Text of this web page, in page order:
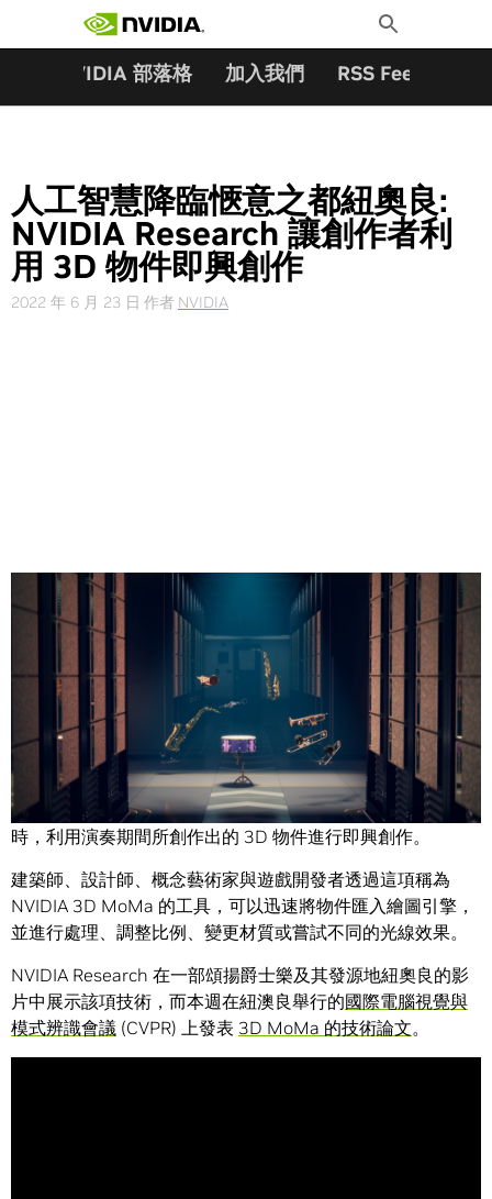
Toggle
Search
NVIDIA 部落格 加入我們 RSS Feeds
人工智慧降臨愜意之都紐奧良:
NVIDIA Research 讓創作者利
用 3D 物件即興創作
2022 年 6 月 23 日 作者 NVIDIA
Share
即興創作是爵士樂的特點，而 NVIDIA 透過人工智慧 (AI) 研究
成果向爵士樂致敬，繪圖創作者有朝一日將能夠在即興演奏
時，利用演奏期間所創作出的 3D 物件進行即興創作。
建築師、設計師、概念藝術家與遊戲開發者透過這項稱為
NVIDIA 3D MoMa 的工具，可以迅速將物件匯入繪圖引擎，
並進行處理、調整比例、變更材質或嘗試不同的光線效果。
NVIDIA Research 在一部頌揚爵士樂及其發源地紐奧良的影
片中展示該項技術，而本週在紐澳良舉行的國際電腦視覺與
模式辨識會議 (CVPR) 上發表 3D MoMa 的技術論文。